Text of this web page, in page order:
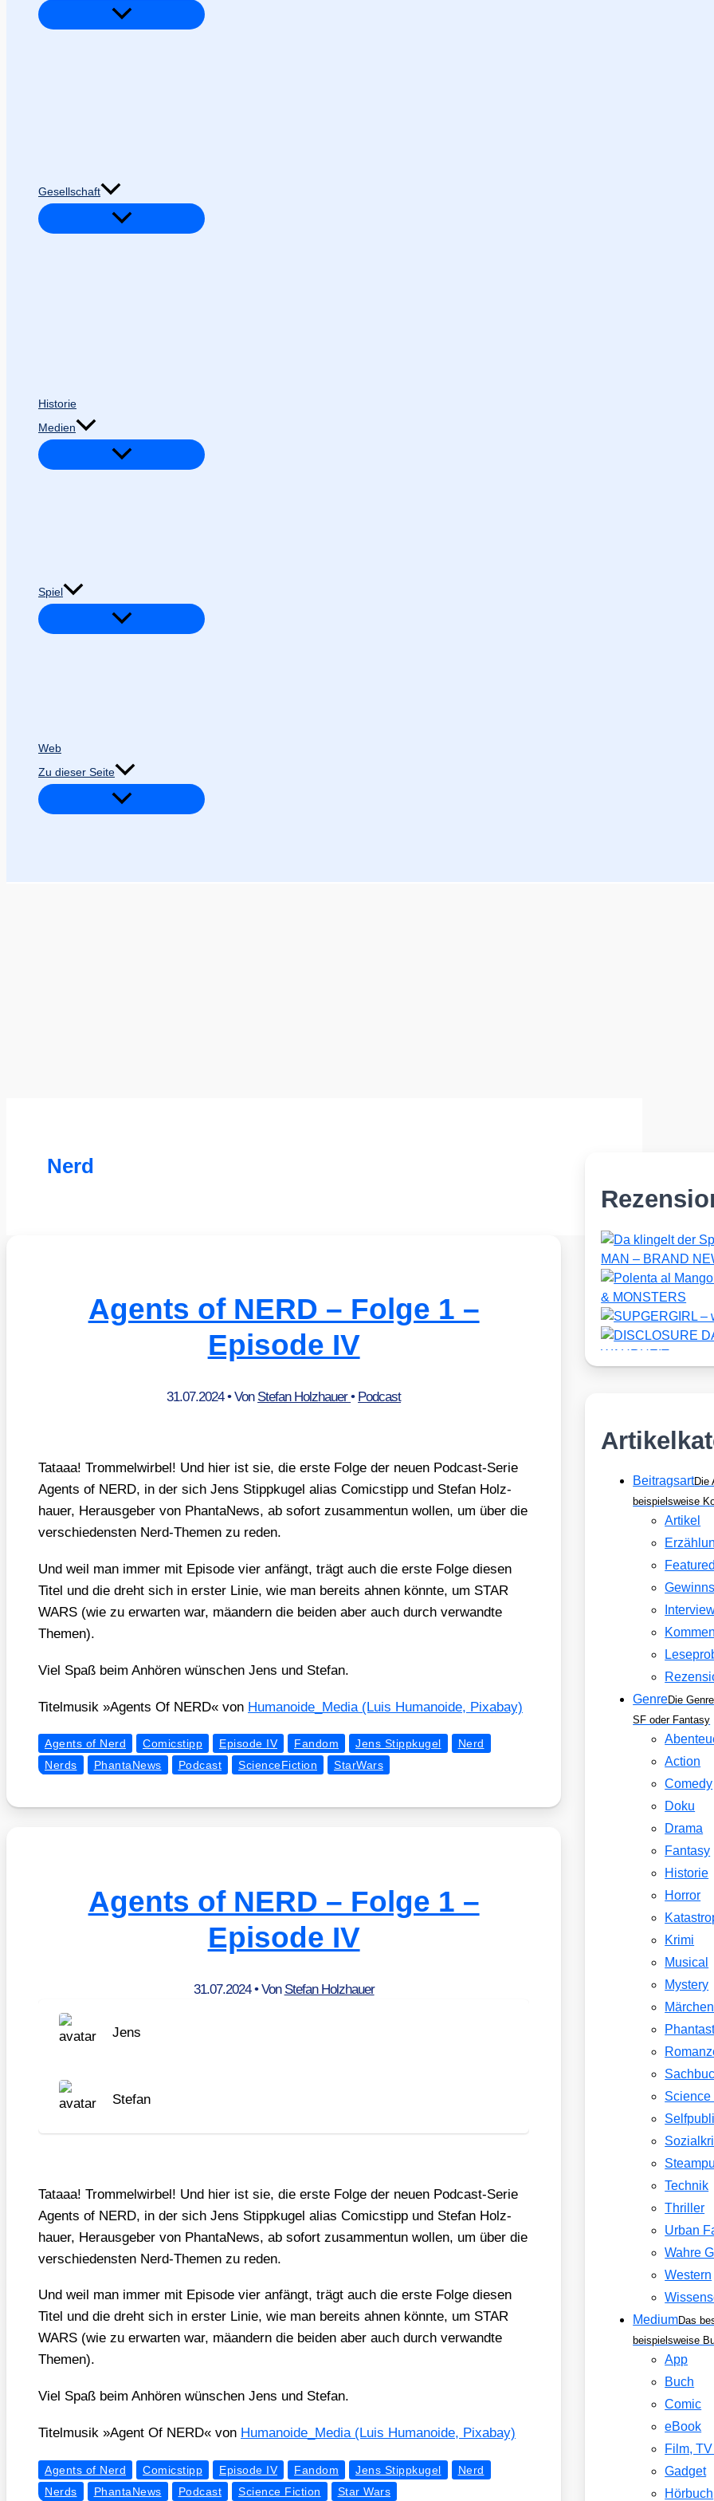
Gesellschaft
Historie
Medien
Spiel
Web
Zu dieser Seite
Nerd
Agents of NERD – Folge 1 –
Episode IV
31.07.2024• Von Stefan Holzhauer• Podcast
Tat­aaa! Trom­mel­wir­bel! Und hier ist sie, die ers­te Fol­ge der neu­en Pod­cast-Serie
Agents of NERD, in der sich Jens Stipp­kugel ali­as Comic­stipp und Ste­fan Holz­
hau­er, Her­aus­ge­ber von Phan­ta­News, ab sofort zusam­men­tun wol­len, um über die
ver­schie­dens­ten Nerd-The­men zu reden.
Und weil man immer mit Epi­so­de vier anfängt, trägt auch die ers­te Fol­ge die­sen
Titel und die dreht sich in ers­ter Linie, wie man bereits ahnen könn­te, um STAR
WARS (wie zu erwar­ten war, mäan­dern die bei­den aber auch durch ver­wand­te
The­men).
Viel Spaß beim Anhö­ren wün­schen Jens und Ste­fan.
Titel­mu­sik »Agents Of NERD« von Humanoide_​Media (Luis Huma­no­ide, Pix­a­bay)
Agents of Nerd Comicstipp Episode IV Fandom Jens Stippkugel
Nerd
Nerds
PhantaNews Podcast ScienceFiction StarWars
Agents of NERD – Folge 1 –
Episode IV
31.07.2024• Von Stefan Holzhauer
Jens
Ste­fan
Tat­aaa! Trom­mel­wir­bel! Und hier ist sie, die ers­te Fol­ge der neu­en Pod­cast-Serie
Agents of NERD, in der sich Jens Stipp­kugel ali­as Comic­stipp und Ste­fan Holz­
hau­er, Her­aus­ge­ber von Phan­ta­News, ab sofort zusam­men­tun wol­len, um über die
ver­schie­dens­ten Nerd-The­men zu reden.
Und weil man immer mit Epi­so­de vier anfängt, trägt auch die ers­te Fol­ge die­sen
Titel und die dreht sich in ers­ter Linie, wie man bereits ahnen könn­te, um STAR
WARS (wie zu erwar­ten war, mäan­dern die bei­den aber auch durch ver­wand­te
The­men).
Viel Spaß beim Anhö­ren wün­schen Jens und Ste­fan.
Titel­mu­sik »Agent Of NERD« von Humanoide_​Media (Luis Huma­no­ide, Pix­a­bay)
Agents of Nerd Comicstipp Episode IV Fandom Jens Stippkugel
Nerd
Nerds
PhantaNews Podcast Science Fiction Star Wars
BeitragsartDie
beispielsweise
Artikel
GenreDie
SF oder Fantasy
Action
Comedy
Doku
Drama
Fantasy
Historie
Horror
Krimi
Musical
Mystery
Märchen
Science
Technik
Thriller
Urban
Wahre
Western
MediumDas
beispielsweise
App
Buch
Comic
eBook
Film,
Gadget
Hörbuch